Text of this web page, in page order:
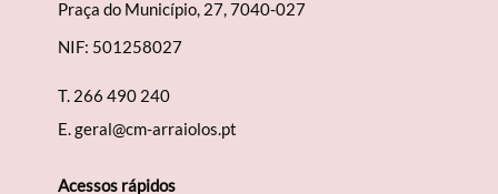
Praça do Município, 27, 7040-027
NIF: 501258027
T. 266 490 240
E.geral@cm-arraiolos.pt
Acessos rápidos